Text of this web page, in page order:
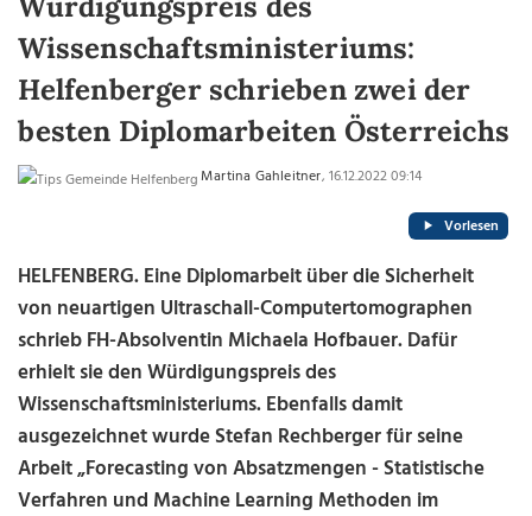
Wissenschaftsministeriums:
Helfenberger schrieben zwei der
besten Diplomarbeiten Österreichs
Martina Gahleitner, 16.12.2022 09:14
Vorlesen
HELFENBERG. Eine Diplomarbeit über die Sicherheit
von neuartigen Ultraschall-Computertomographen
schrieb FH-Absolventin Michaela Hofbauer. Dafür
erhielt sie den Würdigungspreis des
Wissenschaftsministeriums. Ebenfalls damit
ausgezeichnet wurde Stefan Rechberger für seine
Arbeit „Forecasting von Absatzmengen - Statistische
Verfahren und Machine Learning Methoden im